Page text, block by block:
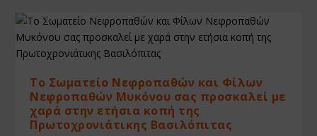
Το Σωματείο Νεφροπαθών και Φίλων
Νεφροπαθών Μυκόνου σας προσκαλεί με
χαρά στην ετήσια κοπή της
Πρωτοχρονιάτικης Βασιλόπιτας